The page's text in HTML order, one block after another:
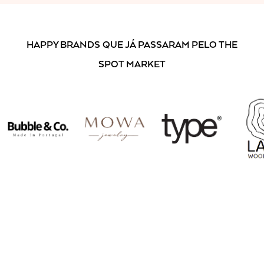
HAPPY BRANDS QUE JÁ PASSARAM PELO THE
SPOT MARKET